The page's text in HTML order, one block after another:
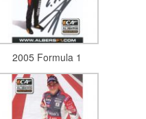
2005 Formula 1